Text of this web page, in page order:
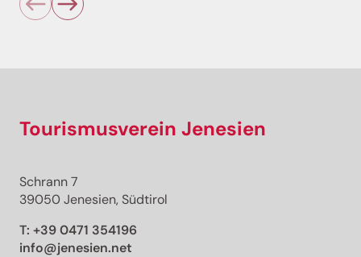
Tourismusverein Jenesien
Schrann 7
39050 Jenesien, Südtirol
T: +39 0471 354196
info@jenesien.net